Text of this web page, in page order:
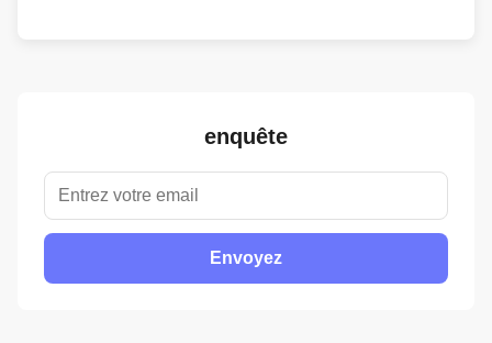
enquête
Envoyez